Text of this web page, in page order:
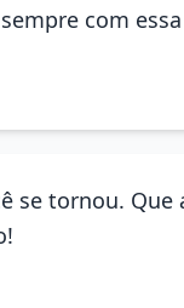
com
se tornou.